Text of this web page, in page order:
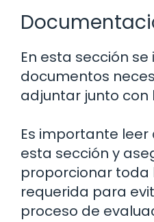
En esta sección
documentos
adjuntar junto con
Es importante
esta sección y
proporcionar
requerida para
proceso de